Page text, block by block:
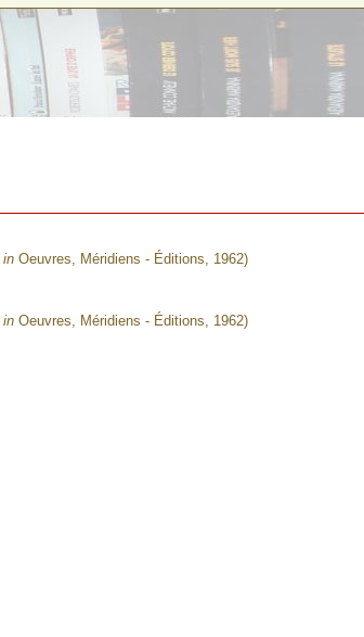
inOeuvres, Méridiens - Éditions, 1962)
inOeuvres, Méridiens - Éditions, 1962)